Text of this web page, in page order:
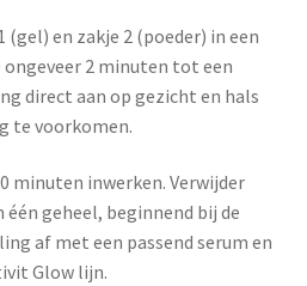
(gel) en zakje 2 (poeder) in een
ongeveer 2 minuten tot een
direct aan op gezicht en hals
te voorkomen.
minuten inwerken. Verwijder
geheel, beginnend bij de
af met een passend serum en
Glow lijn.